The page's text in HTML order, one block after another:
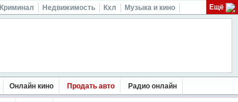
Криминал Недвижимость Кхл Музыка и кино Ещё
Онлайн кино Продать авто Радио онлайн